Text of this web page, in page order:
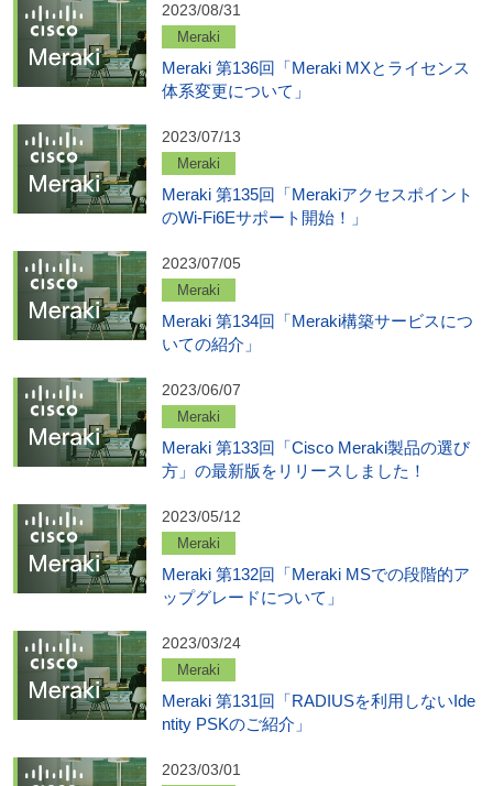
2023/08/31
Meraki
Meraki 第136回「Meraki MXとライセンス
体系変更について」
2023/07/13
Meraki
Meraki 第135回「Merakiアクセスポイント
のWi-Fi6Eサポート開始！」
2023/07/05
Meraki
Meraki 第134回「Meraki構築サービスにつ
いての紹介」
2023/06/07
Meraki
Meraki 第133回「Cisco Meraki製品の選び
方」の最新版をリリースしました！
2023/05/12
Meraki
Meraki 第132回「Meraki MSでの段階的ア
ップグレードについて」
2023/03/24
Meraki
Meraki 第131回「RADIUSを利用しないIde
ntity PSKのご紹介」
2023/03/01